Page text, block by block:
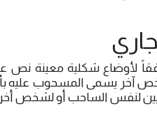
لأوضاع شكلية معينة نص
آخر يسمى المسحوب عليه